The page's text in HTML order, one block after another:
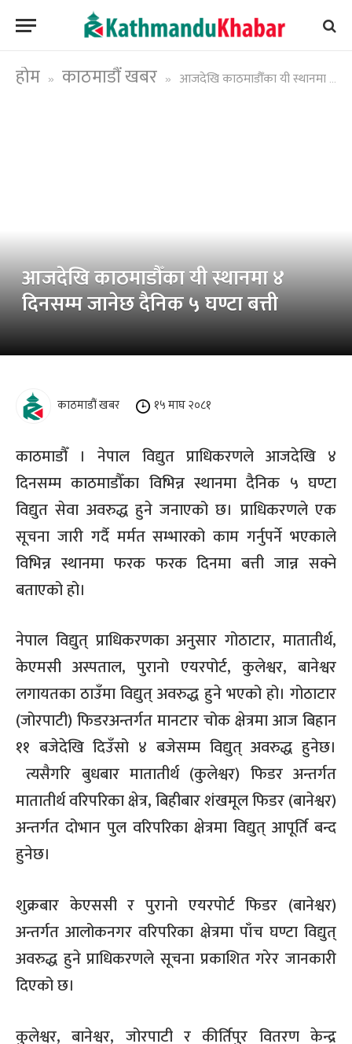
होम » काठमाडौं खबर » आजदेखि काठमाडौँका यी स्थानमा ४ दिनसम्म जानेछ दैनिक ५ घण्टा बत्ती
आजदेखि काठमाडौँका यी स्थानमा ४
दिनसम्म जानेछ दैनिक ५ घण्टा बत्ती
काठमाडौं खबर १५ माघ २०८१
काठमाडौँ । नेपाल विद्युत प्राधिकरणले आजदेखि ४
दिनसम्म काठमाडौँका विभिन्न स्थानमा दैनिक ५ घण्टा
विद्युत सेवा अवरुद्ध हुने जनाएको छ। प्राधिकरणले एक
सूचना जारी गर्दै मर्मत सम्भारको काम गर्नुपर्ने भएकाले
विभिन्न स्थानमा फरक फरक दिनमा बत्ती जान्न सक्ने
बताएको हो।
नेपाल विद्युत् प्राधिकरणका अनुसार गोठाटार, मातातीर्थ,
केएमसी अस्पताल, पुरानो एयरपोर्ट, कुलेश्वर, बानेश्वर
लगायतका ठाउँमा विद्युत् अवरुद्ध हुने भएको हो। गोठाटार
(जोरपाटी) फिडरअन्तर्गत मानटार चोक क्षेत्रमा आज बिहान
११ बजेदेखि दिउँसो ४ बजेसम्म विद्युत् अवरुद्ध हुनेछ।
त्यसैगरि बुधबार मातातीर्थ (कुलेश्वर) फिडर अन्तर्गत
मातातीर्थ वरिपरिका क्षेत्र, बिहीबार शंखमूल फिडर (बानेश्वर)
अन्तर्गत दोभान पुल वरिपरिका क्षेत्रमा विद्युत् आपूर्ति बन्द
हुनेछ।
शुक्रबार केएससी र पुरानो एयरपोर्ट फिडर (बानेश्वर)
अन्तर्गत आलोकनगर वरिपरिका क्षेत्रमा पाँच घण्टा विद्युत्
अवरुद्ध हुने प्राधिकरणले सूचना प्रकाशित गरेर जानकारी
दिएको छ।
कुलेश्वर, बानेश्वर, जोरपाटी र कीर्तिपुर वितरण केन्द्र